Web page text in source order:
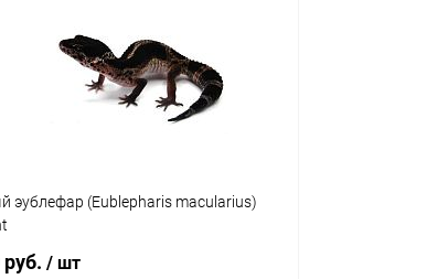
Под заказ
эублефар (Eublepharis macularius)
/ шт